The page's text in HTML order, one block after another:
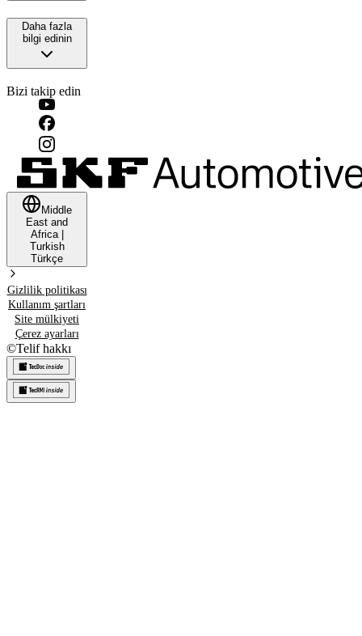
Daha fazla
bilgi edinin
Bizi takip edin
Middle
East and
Africa|
Turkish
Türkçe
Gizlilik politikası
Kullanım şartları
Site mülkiyeti
Çerez ayarları
©Telif hakkı